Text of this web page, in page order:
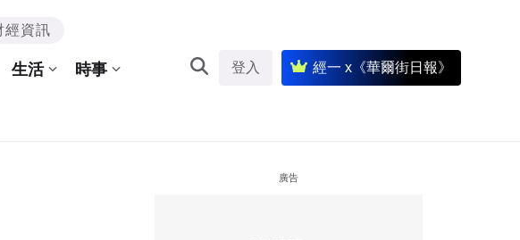
經資訊
生活 時事 登入 經一 x《華爾街日報》
廣告